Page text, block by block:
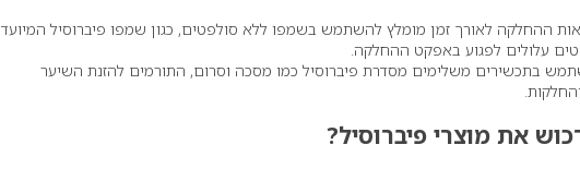
ההחלקה לאורך זמן מומלץ להשתמש בשמפו ללא סולפטים, כגון שמפו פיברוסיל המיועד
עלולים לפגוע באפקט ההחלקה.
בתכשירים משלימים מסדרת פיברוסיל כמו מסכה וסרום, התורמים להזנת השיער
את מוצרי פיברוסיל?